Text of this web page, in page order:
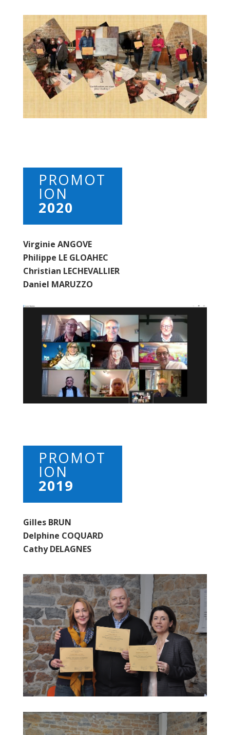
PROMOT
ION
2020
Virginie ANGOVE
Philippe LE GLOAHEC
Christian LECHEVALLIER
Daniel MARUZZO
PROMOT
ION
2019
Gilles BRUN
Delphine COQUARD
Cathy DELAGNES